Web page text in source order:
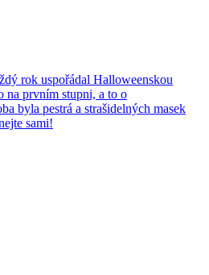
rok uspořádal Halloweenskou
na prvním stupni, a to o
byla pestrá a strašidelných masek
sami!